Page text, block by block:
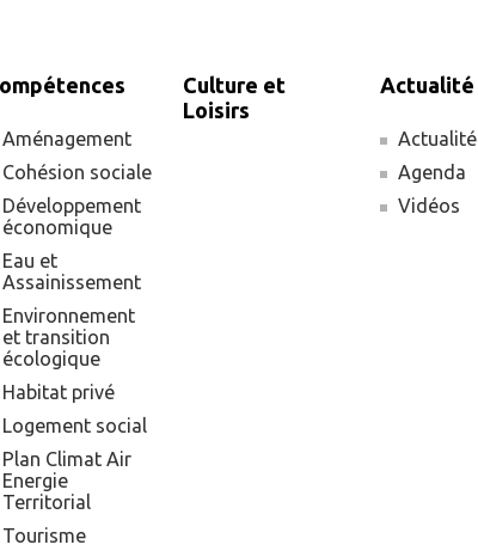
Aménagement
Cohésion sociale
Développement
économique
Eau et
Assainissement
Environnement
et transition
écologique
Habitat privé
Logement social
Plan Climat Air
Energie
Territorial
Tourisme
Culture et
Loisirs
Actualité
Actualité
Agenda
Vidéos